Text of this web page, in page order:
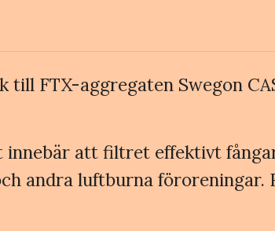
till FTX-aggregaten Swegon
innebär att filtret effektivt
andra luftburna